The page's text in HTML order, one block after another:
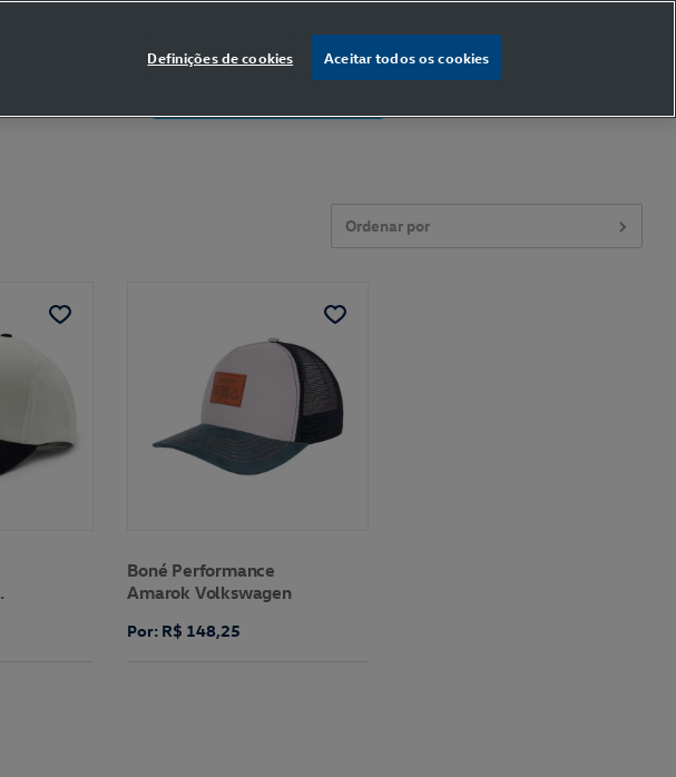
Ordenar por
Boné Performance
Amarok Volkswagen
Por: R$ 148,25
Definições de cookies Aceitar todos os cookies